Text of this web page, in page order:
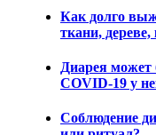
Как долго
ткани,
Диарея
COVID-19 у
Соблюдение